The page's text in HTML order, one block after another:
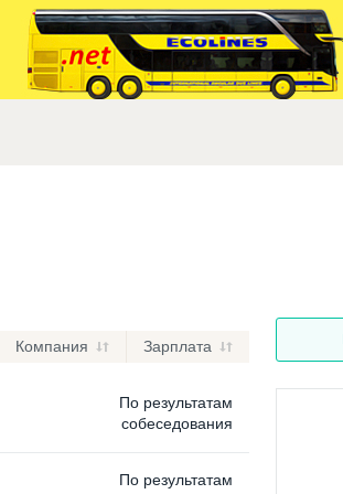
Компания Зарплата
По результатам
собеседования
По результатам